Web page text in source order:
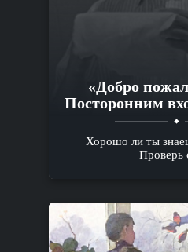
«Добро
Посторонним
Хорошо ли ты
Проверь